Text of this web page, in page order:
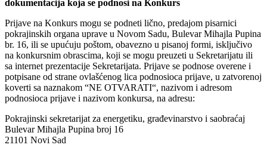
dokumentacija koja se podnosi na Konkurs
Prijave na Konkurs mogu se podneti lično, predajom pisarnici
pokrajinskih organa uprave u Novom Sadu, Bulevar Mihajla Pupina
br. 16, ili se upućuju poštom, obavezno u pisanoj formi, isključivo
na konkursnim obrascima, koji se mogu preuzeti u Sekretarijatu ili
sa internet prezentacije Sekretarijata. Prijave se podnose overene i
potpisane od strane ovlašćenog lica podnosioca prijave, u zatvorenoj
koverti sa naznakom “NE OTVARATI“, nazivom i adresom
podnosioca prijave i nazivom konkursa, na adresu:
Pokrajinski sekretarijat za energetiku, građevinarstvo i saobraćaj
Bulevar Mihajla Pupina broj 16
21101 Novi Sad